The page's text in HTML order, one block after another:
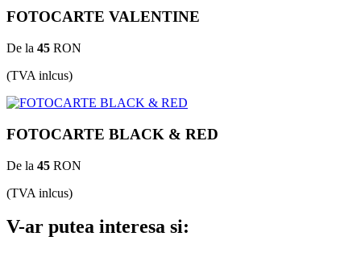
FOTOCARTE VALENTINE
De la 45 RON
(TVA inlcus)
FOTOCARTE BLACK & RED
De la 45 RON
(TVA inlcus)
V-ar putea interesa si: